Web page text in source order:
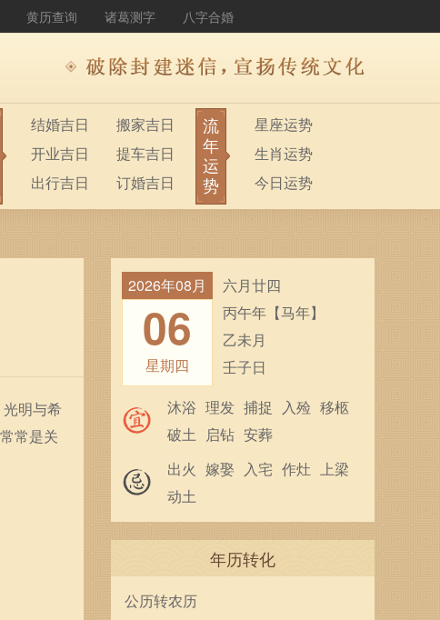
黄历查询 诸葛测字 八字合婚
结婚吉日
搬家吉日
开业吉日
提车吉日
出行吉日
订婚吉日
流
年
运
势
星座运势
生肖运势
今日运势
明与希
常是关
2026年08月
06
星期四
六月廿四
丙午年【马年】
乙未月
壬子日
沐浴 理发 捕捉 入殓 移柩
破土 启钻 安葬
出火 嫁娶 入宅 作灶 上梁
动土
年历转化
公历转农历